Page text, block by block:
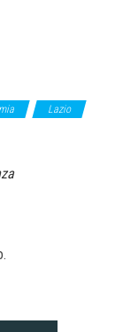
Lazio